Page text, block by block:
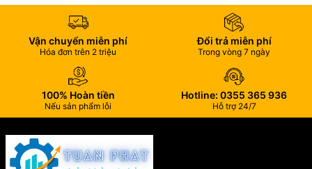
Van bướm tay quay PPH SH47 / SH47-V được ứng dụng rộng rãi
trong:
Hệ thống xử lý nước thải
Nhà máy hóa chất
Hệ thống dẫn axit, bazơ
Ngành xi mạ, dược phẩm
Nhà máy sản xuất thực phẩm và đồ uống
Vận chuyển miễn phí
Hóa đơn trên 2 triệu
Đổi trả miễn phí
Trong vòng 7 ngày
100% Hoàn tiền
Nếu sản phẩm lỗi
Hotline: 0355 365 936
Hỗ trợ 24/7